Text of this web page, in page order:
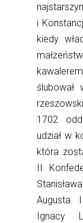
i
kiedy
ślubował
1702
udział w
która
II.
Augusta
Ignacy